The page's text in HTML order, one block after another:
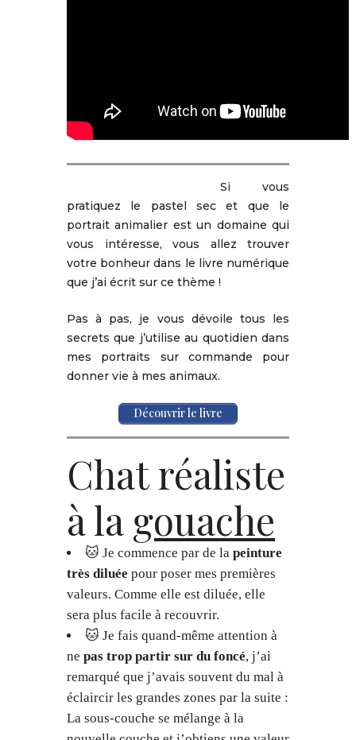
Si vous
pratiquez le pastel sec et que le
portrait animalier est un domaine qui
vous intéresse, vous allez trouver
votre bonheur dans le livre numérique
que j’ai écrit sur ce thème !
Pas à pas, je vous dévoile tous les
secrets que j’utilise au quotidien dans
mes portraits sur commande pour
donner vie à mes animaux.
Découvrir le livre
Chat réaliste
à la gouache
🐱 Je commence par de la peinture
très diluée pour poser mes premières
valeurs. Comme elle est diluée, elle
sera plus facile à recouvrir.
🐱 Je fais quand-même attention à
ne pas trop partir sur du foncé, j’ai
remarqué que j’avais souvent du mal à
éclaircir les grandes zones par la suite :
La sous-couche se mélange à la